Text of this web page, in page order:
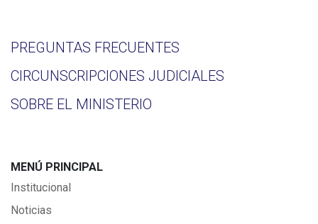
PREGUNTAS FRECUENTES
CIRCUNSCRIPCIONES JUDICIALES
SOBRE EL MINISTERIO
MENÚ PRINCIPAL
Institucional
Noticias